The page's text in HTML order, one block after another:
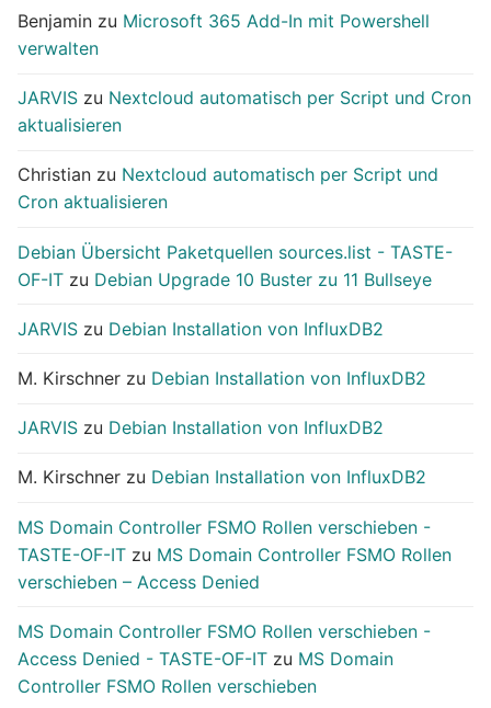
Benjamin zu Microsoft 365 Add-In mit Powershell
verwalten
JARVIS zu Nextcloud automatisch per Script und Cron
aktualisieren
Christian zu Nextcloud automatisch per Script und
Cron aktualisieren
Debian Übersicht Paketquellen sources.list - TASTE-
OF-IT zu Debian Upgrade 10 Buster zu 11 Bullseye
JARVIS zu Debian Installation von InfluxDB2
M. Kirschner zu Debian Installation von InfluxDB2
JARVIS zu Debian Installation von InfluxDB2
M. Kirschner zu Debian Installation von InfluxDB2
MS Domain Controller FSMO Rollen verschieben -
TASTE-OF-IT zu MS Domain Controller FSMO Rollen
verschieben – Access Denied
MS Domain Controller FSMO Rollen verschieben -
Access Denied - TASTE-OF-IT zu MS Domain
Controller FSMO Rollen verschieben